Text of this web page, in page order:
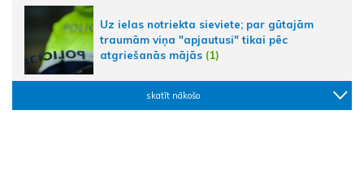
Uz ielas notriekta sieviete; par gūtajām
traumām viņa "apjautusi" tikai pēc
atgriešanās mājās (1)
skatīt nākošo